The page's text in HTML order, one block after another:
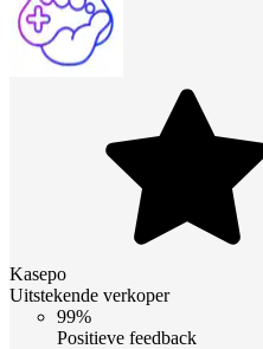
Kasepo
Uitstekende verkoper
99%
Positieve feedback